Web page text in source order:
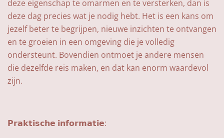
deze eigenschap te omarmen en te versterken, dan is
deze dag precies wat je nodig hebt. Het is een kans om
jezelf beter te begrijpen, nieuwe inzichten te ontvangen
en te groeien in een omgeving die je volledig
ondersteunt. Bovendien ontmoet je andere mensen
die dezelfde reis maken, en dat kan enorm waardevol
zijn.
𝗣𝗿𝗮𝗸𝘁𝗶𝘀𝗰𝗵𝗲 𝗶𝗻𝗳𝗼𝗿𝗺𝗮𝘁𝗶𝗲: